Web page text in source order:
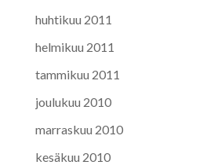
huhtikuu 2011
helmikuu 2011
tammikuu 2011
joulukuu 2010
marraskuu 2010
kesäkuu 2010